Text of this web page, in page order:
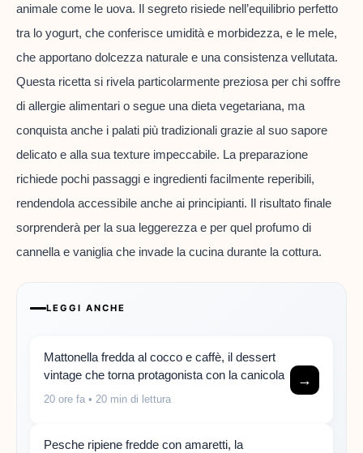
animale come le uova. Il segreto risiede nell’equilibrio perfetto
tra lo yogurt, che conferisce umidità e morbidezza, e le mele,
che apportano dolcezza naturale e una consistenza vellutata.
Questa ricetta si rivela particolarmente preziosa per chi soffre
di allergie alimentari o segue una dieta vegetariana, ma
conquista anche i palati più tradizionali grazie al suo sapore
delicato e alla sua texture impeccabile. La preparazione
richiede pochi passaggi e ingredienti facilmente reperibili,
rendendola accessibile anche ai principianti. Il risultato finale
sorprenderà per la sua leggerezza e per quel profumo di
cannella e vaniglia che invade la cucina durante la cottura.
LEGGI ANCHE
Mattonella fredda al cocco e caffè, il dessert
vintage che torna protagonista con la canicola
20 ore fa • 20 min di lettura
→
Pesche ripiene fredde con amaretti, la